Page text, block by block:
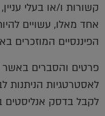
קשורות ו/או בעלי
אחד מאלו, עשויים
הפיננסיים המוזכרים
פרטים והסברים באשר
לאסטרטגיות הניתנות
לקבל בדסק אנליסטים